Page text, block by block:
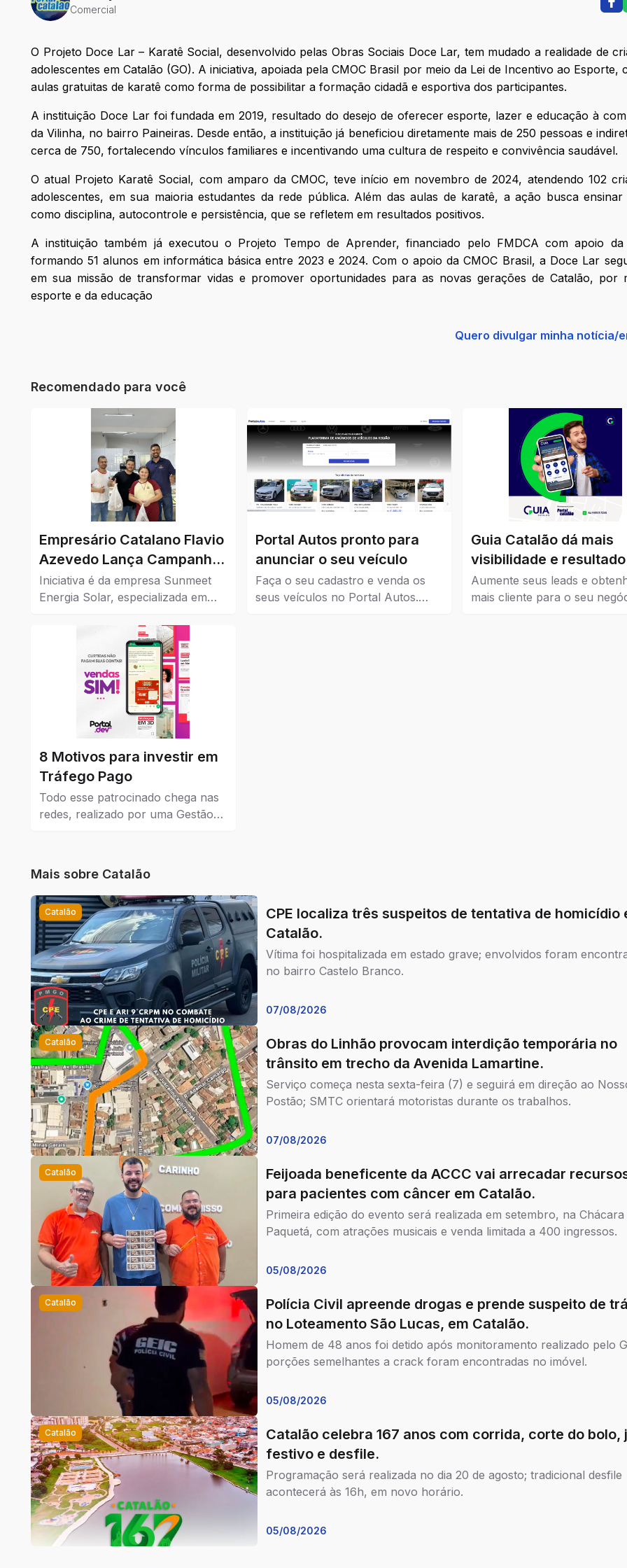
Comercial
O Projeto Doce Lar – Karatê Social, desenvolvido pelas Obras Sociais Doce Lar, tem mudado a realidade de
adolescentes em Catalão (GO). A iniciativa, apoiada pela CMOC Brasil por meio da Lei de Incentivo ao Esporte,
aulas gratuitas de karatê como forma de possibilitar a formação cidadã e esportiva dos participantes.
A instituição Doce Lar foi fundada em 2019, resultado do desejo de oferecer esporte, lazer e educação à
da Vilinha, no bairro Paineiras. Desde então, a instituição já beneficiou diretamente mais de 250 pessoas e
cerca de 750, fortalecendo vínculos familiares e incentivando uma cultura de respeito e convivência saudável.
O atual Projeto Karatê Social, com amparo da CMOC, teve início em novembro de 2024, atendendo 102
adolescentes, em sua maioria estudantes da rede pública. Além das aulas de karatê, a ação busca ensinar
como disciplina, autocontrole e persistência, que se refletem em resultados positivos.
A instituição também já executou o Projeto Tempo de Aprender, financiado pelo FMDCA com apoio da
formando 51 alunos em informática básica entre 2023 e 2024. Com o apoio da CMOC Brasil, a Doce Lar
em sua missão de transformar vidas e promover oportunidades para as novas gerações de Catalão, por
esporte e da educação
Quero divulgar minha notícia/
Recomendado para você
Empresário Catalano Flavio
Azevedo Lança Campanha
de Cashback para
Impulsionar o Comércio da
Iniciativa é da empresa Sunmeet
Energia Solar, especializada em
com comércios da cidade.
Portal Autos pronto para
anunciar o seu veículo
Faça o seu cadastro e venda os
seus veículos no Portal Autos.
Guia Catalão dá mais
visibilidade e
seu negócio
Aumente seus leads e
mais cliente para o seu
8 Motivos para investir em
Tráfego Pago
Todo esse patrocinado chega nas
redes, realizado por uma Gestão
também no marketing.
Mais sobre Catalão
Catalão
CPE localiza três suspeitos de tentativa de homicídio
Catalão.
Vítima foi hospitalizada em estado grave; envolvidos foram
no bairro Castelo Branco.
07/08/2026
Catalão
Obras do Linhão provocam interdição temporária no
trânsito em trecho da Avenida Lamartine.
Serviço começa nesta sexta-feira (7) e seguirá em direção ao
Postão; SMTC orientará motoristas durante os trabalhos.
07/08/2026
Catalão
Feijoada beneficente da ACCC vai arrecadar
para pacientes com câncer em Catalão.
Primeira edição do evento será realizada em setembro, na Chácara
Paquetá, com atrações musicais e venda limitada a 400 ingressos.
05/08/2026
Catalão
Polícia Civil apreende drogas e prende suspeito de
no Loteamento São Lucas, em Catalão.
Homem de 48 anos foi detido após monitoramento realizado pelo
porções semelhantes a crack foram encontradas no imóvel.
05/08/2026
Catalão
Catalão celebra 167 anos com corrida, corte do bolo,
festivo e desfile.
Programação será realizada no dia 20 de agosto; tradicional desfile
acontecerá às 16h, em novo horário.
05/08/2026